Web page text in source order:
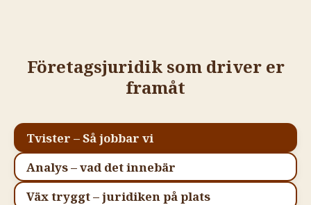
Företagsjuridik som driver er
framåt
Tvister – Så jobbar vi
Analys – vad det innebär
Väx tryggt – juridiken på plats